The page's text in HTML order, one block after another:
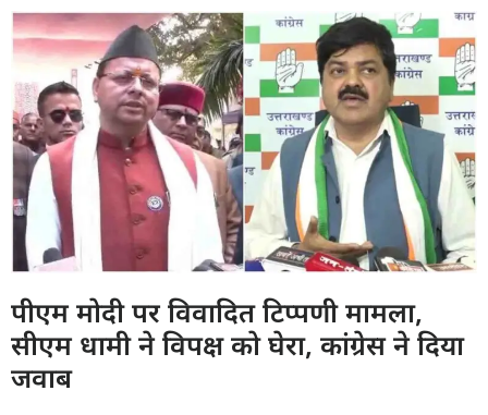
पीएम मोदी पर विवादित टिप्पणी मामला,
सीएम धामी ने विपक्ष को घेरा, कांग्रेस ने दिया
जवाब